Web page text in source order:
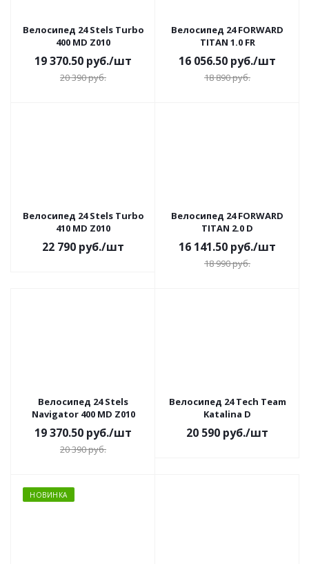
Велосипед 24 Stels Turbo
400 MD Z010
19 370.50 руб./шт
20 390руб.
Велосипед 24 FORWARD
TITAN 1.0 FR
16 056.50 руб./шт
18 890руб.
Велосипед 24 Stels Turbo
410 MD Z010
22 790 руб./шт
Велосипед 24 FORWARD
TITAN 2.0 D
16 141.50 руб./шт
18 990руб.
Велосипед 24 Stels
Navigator 400 MD Z010
19 370.50 руб./шт
20 390руб.
Велосипед 24 Tech Team
Katalina D
20 590 руб./шт
НОВИНКА